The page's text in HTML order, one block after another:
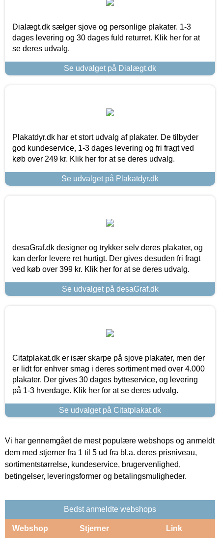
Dialægt.dk sælger sjove og personlige plakater. 1-3
dages levering og 30 dages fuld returret. Klik her for at
se deres udvalg.
Se udvalget på Dialægt.dk
Plakatdyr.dk har et stort udvalg af plakater. De tilbyder
god kundeservice, 1-3 dages levering og fri fragt ved
køb over 249 kr. Klik her for at se deres udvalg.
Se udvalget på Plakatdyr.dk
desaGraf.dk designer og trykker selv deres plakater, og
kan derfor levere ret hurtigt. Der gives desuden fri fragt
ved køb over 399 kr. Klik her for at se deres udvalg.
Se udvalget på desaGraf.dk
Citatplakat.dk er især skarpe på sjove plakater, men der
er lidt for enhver smag i deres sortiment med over 4.000
plakater. Der gives 30 dages bytteservice, og levering
på 1-3 hverdage. Klik her for at se deres udvalg.
Se udvalget på Citatplakat.dk
Vi har gennemgået de mest populære webshops og anmeldt
dem med stjerner fra 1 til 5 ud fra bl.a. deres prisniveau,
sortimentstørrelse, kundeservice, brugervenlighed,
betingelser, leveringsformer og betalingsmuligheder.
Bedst anmeldte webshops
Webshop Stjerner Link